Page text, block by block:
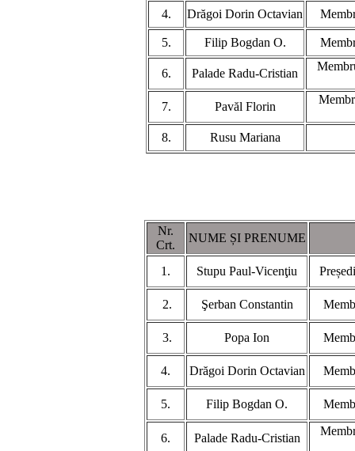
4.
Drăgoi Dorin Octavian
5. Filip Bogdan O.
6. Palade Radu-Cristian
7. Pavăl Florin
8. Rusu Mariana
Nr.
Crt.
NUME ȘI PRENUME
1. Stupu Paul-Vicenţiu
2. Şerban Constantin
3. Popa Ion
4. Drăgoi Dorin Octavian
5. Filip Bogdan O.
6. Palade Radu-Cristian